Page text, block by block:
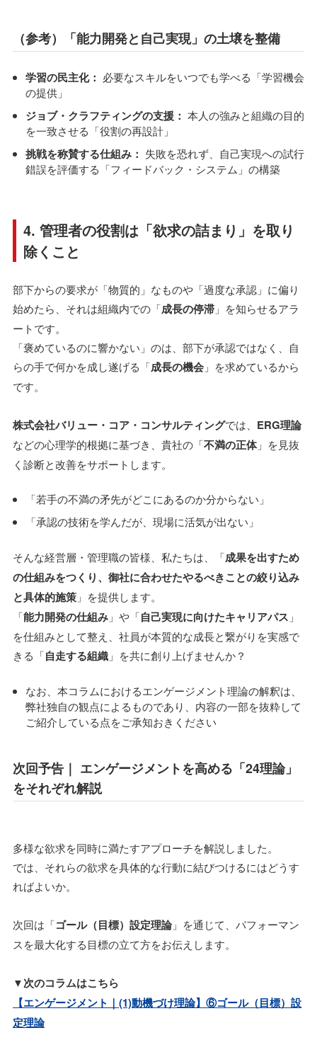
（参考）「能力開発と自己実現」の土壌を整備
学習の民主化： 必要なスキルをいつでも学べる「学習機会
の提供」
ジョブ・クラフティングの支援： 本人の強みと組織の目的
を一致させる「役割の再設計」
挑戦を称賛する仕組み： 失敗を恐れず、自己実現への試行
錯誤を評価する「フィードバック・システム」の構築
4. 管理者の役割は「欲求の詰まり」を取り
除くこと
部下からの要求が「物質的」なものや「過度な承認」に偏り
始めたら、それは組織内での「成長の停滞 」を知らせるアラ
ートです。
「褒めているのに響かない」のは、部下が承認ではなく、自
らの手で何かを成し遂げる「成長の機会 」を求めているから
です。
株式会社バリュー・コア・コンサルティングでは、 ERG理論
などの心理学的根拠に基づき、貴社の「不満の正体」を見抜
く診断と改善をサポートします。
「若手の不満の矛先がどこにあるのか分からない」
「承認の技術を学んだが、現場に活気が出ない」
そんな経営層・管理職の皆様、私たちは、「成果を出すため
の仕組みをつくり、御社に合わせたやるべきことの絞り込み
と具体的施策 」を提供します。
「能力開発の仕組み 」や「自己実現に向けたキャリアパス 」
を仕組みとして整え、社員が本質的な成長と繋がりを実感で
きる「自走する組織 」を共に創り上げませんか？
なお、本コラムにおけるエンゲージメント理論の解釈は、
弊社独自の観点によるものであり、内容の一部を抜粋して
ご紹介している点をご承知おきください
次回予告｜ エンゲージメントを高める「24理論」
をそれぞれ解説
多様な欲求を同時に満たすアプローチを解説しました。
では、それらの欲求を具体的な行動に結びつけるにはどうす
ればよいか。
次回は「ゴール（目標）設定理論」を通じて、パフォーマン
スを最大化する目標の立て方をお伝えします。
▼次のコラムはこちら
【エンゲージメント｜(1)動機づけ理論】⑥ゴール（目標）設
定理論